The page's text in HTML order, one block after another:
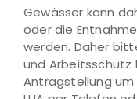
Gewässer kann
oder die
werden. Daher
und
Antragstellung